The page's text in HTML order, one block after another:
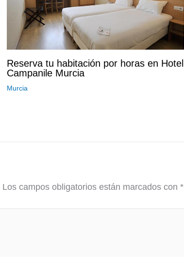
Reserva tu habitación por horas en Hotel
Campanile Murcia
Murcia
Los campos obligatorios están marcados con *